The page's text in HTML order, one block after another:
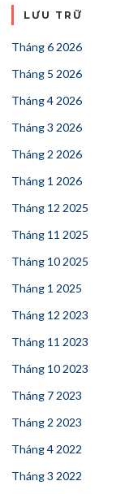
LƯU TRỮ
Tháng 6 2026
Tháng 5 2026
Tháng 4 2026
Tháng 3 2026
Tháng 2 2026
Tháng 1 2026
Tháng 12 2025
Tháng 11 2025
Tháng 10 2025
Tháng 1 2025
Tháng 12 2023
Tháng 11 2023
Tháng 10 2023
Tháng 7 2023
Tháng 2 2023
Tháng 4 2022
Tháng 3 2022